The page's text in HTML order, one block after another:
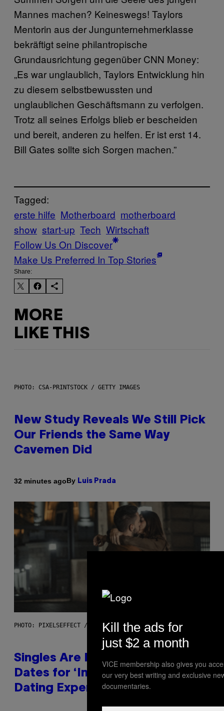
Mannes machen? Keineswegs! Taylors
Mentorin aus der Jungunternehmerklasse
bekräftigt seine philantropische
Grundausrichtung gegenüber CNN Money:
„Es war unglaublich, Taylors Entwicklung hin
zu diesem selbstbewussten und
unglaublichen Geschäftsmann zu verfolgen.
Trotz all seines Erfolgs blieb er bescheiden
und bereit, anderen zu helfen. Er ist erst 14.
Bill Gates sollte sich Sorgen machen.”
Tagged:
erste hilfe Motherboard motherboard
show start-up Tech Wirtschaft
Follow Us On Discover
Make Us Preferred In Top Stories
Share:
MORE
LIKE THIS
PHOTO: CSA-PRINTSTOCK / GETTY IMAGES
New Study Reveals We Still Pick
Our Friends the Same Way
Cavemen Did
32 minutes agoBy Luis Prada
PHOTO: PIXELSEFFECT / GETTY IMAGES
Singles Are Ditching Expensive
Dates for ‘Infladating,’ and a
Dating Expert Has Thoughts
Kill the ads for
just $2 a month
VICE membership also gives you
our very best writing and exclusive
documentaries.